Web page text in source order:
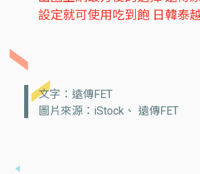
設定就可使用吃到飽 日韓泰
文字：遠傳FET
圖片來源：iStock、 遠傳FET